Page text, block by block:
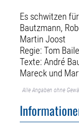
Es schwitzen
Bautzmann,
Martin Joost
Regie: Tom
Texte: André
Mareck und
Alle Angaben ohne